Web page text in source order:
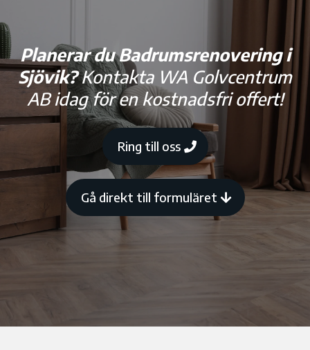
Planerar du Badrumsrenovering i
Sjövik?Kontakta WA Golvcentrum
AB idag för en kostnadsfri offert!
Ring till oss
Gå direkt till formuläret